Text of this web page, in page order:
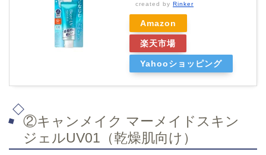
created by Rinker
Amazon
楽天市場
Yahooショッピング
②キャンメイク マーメイドスキン
ジェルUV01（乾燥肌向け）